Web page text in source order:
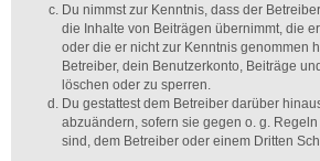
Du nimmst zur Kenntnis, dass der
die Inhalte von Beiträgen übernimmt, die
oder die er nicht zur Kenntnis genommen
Betreiber, dein Benutzerkonto, Beiträge
löschen oder zu sperren.
Du gestattest dem Betreiber darüber
abzuändern, sofern sie gegen o. g.
sind, dem Betreiber oder einem Dritten